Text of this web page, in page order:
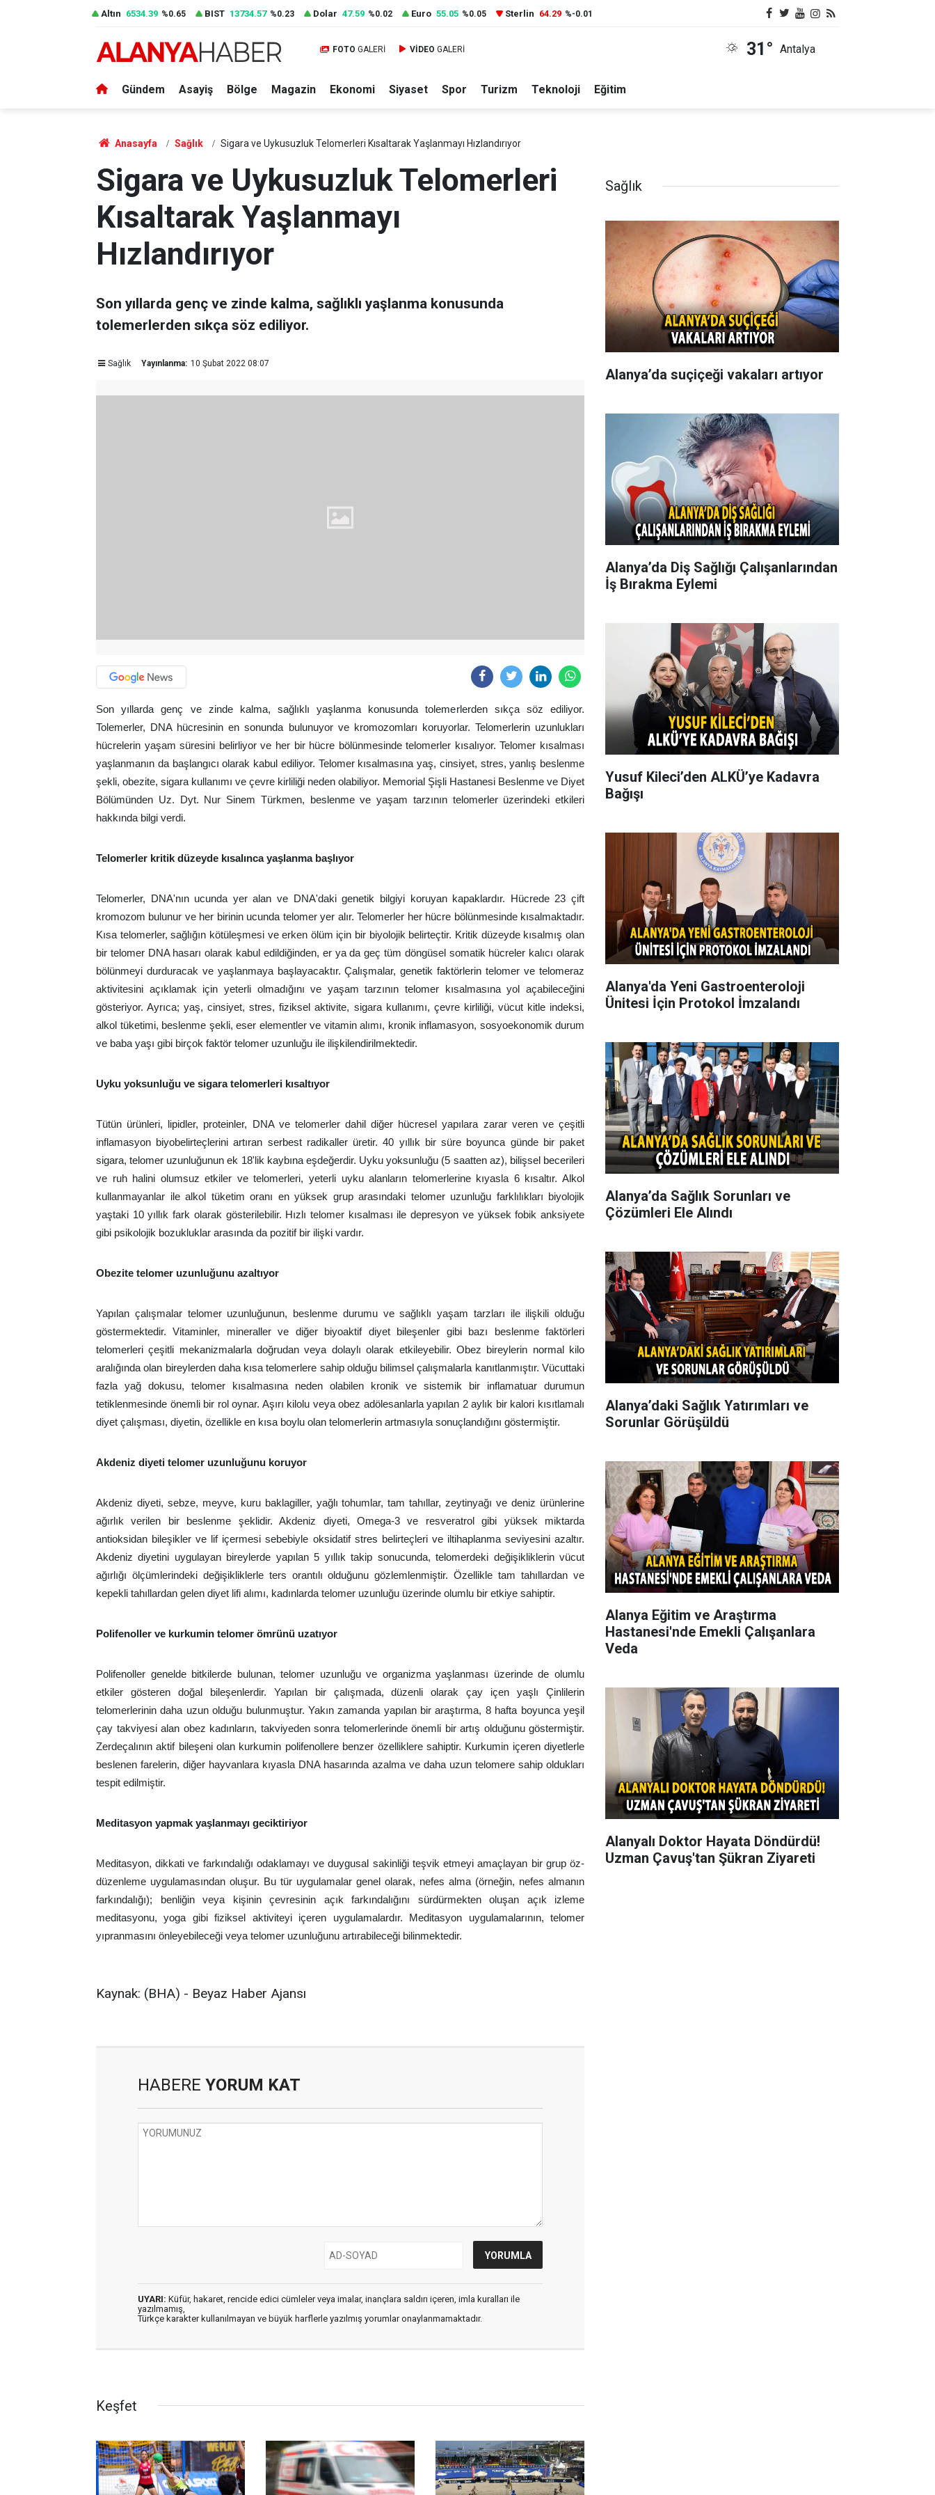
Altın 6534.39 %0.65 BIST 13734.57 %0.23 Dolar 47.59 %0.02 Euro 55.05 %0.05 Sterlin 64.29 %-0.01
FOTO GALERİ VİDEO GALERİ 31° Antalya
Gündem Asayiş Bölge Magazin Ekonomi Siyaset Spor Turizm Teknoloji Eğitim
Anasayfa Sağlık Sigara ve Uykusuzluk Telomerleri Kısaltarak Yaşlanmayı Hızlandırıyor
Sigara ve Uykusuzluk Telomerleri
Kısaltarak Yaşlanmayı
Hızlandırıyor
Son yıllarda genç ve zinde kalma, sağlıklı yaşlanma konusunda
tolemerlerden sıkça söz ediliyor.
Sağlık Yayınlanma: 10 Şubat 2022 08:07
Son yıllarda genç ve zinde kalma, sağlıklı yaşlanma konusunda tolemerlerden sıkça söz ediliyor.
Tolemerler, DNA hücresinin en sonunda bulunuyor ve kromozomları koruyorlar. Telomerlerin uzunlukları
hücrelerin yaşam süresini belirliyor ve her bir hücre bölünmesinde telomerler kısalıyor. Telomer kısalması
yaşlanmanın da başlangıcı olarak kabul ediliyor. Telomer kısalmasına yaş, cinsiyet, stres, yanlış beslenme
şekli, obezite, sigara kullanımı ve çevre kirliliği neden olabiliyor. Memorial Şişli Hastanesi Beslenme ve Diyet
Bölümünden Uz. Dyt. Nur Sinem Türkmen, beslenme ve yaşam tarzının telomerler üzerindeki etkileri
hakkında bilgi verdi.
Telomerler kritik düzeyde kısalınca yaşlanma başlıyor
Telomerler, DNA'nın ucunda yer alan ve DNA'daki genetik bilgiyi koruyan kapaklardır. Hücrede 23 çift
kromozom bulunur ve her birinin ucunda telomer yer alır. Telomerler her hücre bölünmesinde kısalmaktadır.
Kısa telomerler, sağlığın kötüleşmesi ve erken ölüm için bir biyolojik belirteçtir. Kritik düzeyde kısalmış olan
bir telomer DNA hasarı olarak kabul edildiğinden, er ya da geç tüm döngüsel somatik hücreler kalıcı olarak
bölünmeyi durduracak ve yaşlanmaya başlayacaktır. Çalışmalar, genetik faktörlerin telomer ve telomeraz
aktivitesini açıklamak için yeterli olmadığını ve yaşam tarzının telomer kısalmasına yol açabileceğini
gösteriyor. Ayrıca; yaş, cinsiyet, stres, fiziksel aktivite, sigara kullanımı, çevre kirliliği, vücut kitle indeksi,
alkol tüketimi, beslenme şekli, eser elementler ve vitamin alımı, kronik inflamasyon, sosyoekonomik durum
ve baba yaşı gibi birçok faktör telomer uzunluğu ile ilişkilendirilmektedir.
Uyku yoksunluğu ve sigara telomerleri kısaltıyor
Tütün ürünleri, lipidler, proteinler, DNA ve telomerler dahil diğer hücresel yapılara zarar veren ve çeşitli
inflamasyon biyobelirteçlerini artıran serbest radikaller üretir. 40 yıllık bir süre boyunca günde bir paket
sigara, telomer uzunluğunun ek 18'lik kaybına eşdeğerdir. Uyku yoksunluğu (5 saatten az), bilişsel becerileri
ve ruh halini olumsuz etkiler ve telomerleri, yeterli uyku alanların telomerlerine kıyasla 6 kısaltır. Alkol
kullanmayanlar ile alkol tüketim oranı en yüksek grup arasındaki telomer uzunluğu farklılıkları biyolojik
yaştaki 10 yıllık fark olarak gösterilebilir. Hızlı telomer kısalması ile depresyon ve yüksek fobik anksiyete
gibi psikolojik bozukluklar arasında da pozitif bir ilişki vardır.
Obezite telomer uzunluğunu azaltıyor
Yapılan çalışmalar telomer uzunluğunun, beslenme durumu ve sağlıklı yaşam tarzları ile ilişkili olduğu
göstermektedir. Vitaminler, mineraller ve diğer biyoaktif diyet bileşenler gibi bazı beslenme faktörleri
telomerleri çeşitli mekanizmalarla doğrudan veya dolaylı olarak etkileyebilir. Obez bireylerin normal kilo
aralığında olan bireylerden daha kısa telomerlere sahip olduğu bilimsel çalışmalarla kanıtlanmıştır. Vücuttaki
fazla yağ dokusu, telomer kısalmasına neden olabilen kronik ve sistemik bir inflamatuar durumun
tetiklenmesinde önemli bir rol oynar. Aşırı kilolu veya obez adölesanlarla yapılan 2 aylık bir kalori kısıtlamalı
diyet çalışması, diyetin, özellikle en kısa boylu olan telomerlerin artmasıyla sonuçlandığını göstermiştir.
Akdeniz diyeti telomer uzunluğunu koruyor
Akdeniz diyeti, sebze, meyve, kuru baklagiller, yağlı tohumlar, tam tahıllar, zeytinyağı ve deniz ürünlerine
ağırlık verilen bir beslenme şeklidir. Akdeniz diyeti, Omega-3 ve resveratrol gibi yüksek miktarda
antioksidan bileşikler ve lif içermesi sebebiyle oksidatif stres belirteçleri ve iltihaplanma seviyesini azaltır.
Akdeniz diyetini uygulayan bireylerde yapılan 5 yıllık takip sonucunda, telomerdeki değişikliklerin vücut
ağırlığı ölçümlerindeki değişikliklerle ters orantılı olduğunu gözlemlenmiştir. Özellikle tam tahıllardan ve
kepekli tahıllardan gelen diyet lifi alımı, kadınlarda telomer uzunluğu üzerinde olumlu bir etkiye sahiptir.
Polifenoller ve kurkumin telomer ömrünü uzatıyor
Polifenoller genelde bitkilerde bulunan, telomer uzunluğu ve organizma yaşlanması üzerinde de olumlu
etkiler gösteren doğal bileşenlerdir. Yapılan bir çalışmada, düzenli olarak çay içen yaşlı Çinlilerin
telomerlerinin daha uzun olduğu bulunmuştur. Yakın zamanda yapılan bir araştırma, 8 hafta boyunca yeşil
çay takviyesi alan obez kadınların, takviyeden sonra telomerlerinde önemli bir artış olduğunu göstermiştir.
Zerdeçalının aktif bileşeni olan kurkumin polifenollere benzer özelliklere sahiptir. Kurkumin içeren diyetlerle
beslenen farelerin, diğer hayvanlara kıyasla DNA hasarında azalma ve daha uzun telomere sahip oldukları
tespit edilmiştir.
Meditasyon yapmak yaşlanmayı geciktiriyor
Meditasyon, dikkati ve farkındalığı odaklamayı ve duygusal sakinliği teşvik etmeyi amaçlayan bir grup öz-
düzenleme uygulamasından oluşur. Bu tür uygulamalar genel olarak, nefes alma (örneğin, nefes almanın
farkındalığı); benliğin veya kişinin çevresinin açık farkındalığını sürdürmekten oluşan açık izleme
meditasyonu, yoga gibi fiziksel aktiviteyi içeren uygulamalardır. Meditasyon uygulamalarının, telomer
yıpranmasını önleyebileceği veya telomer uzunluğunu artırabileceği bilinmektedir.
Kaynak: (BHA) - Beyaz Haber Ajansı
HABERE YORUM KAT
UYARI: Küfür, hakaret, rencide edici cümleler veya imalar, inançlara saldırı içeren, imla kuralları ile
yazılmamış,
Türkçe karakter kullanılmayan ve büyük harflerle yazılmış yorumlar onaylanmamaktadır.
Keşfet
Sağlık
Alanya’da suçiçeği vakaları artıyor
Alanya’da Diş Sağlığı Çalışanlarından
İş Bırakma Eylemi
Yusuf Kileci’den ALKÜ’ye Kadavra
Bağışı
Alanya'da Yeni Gastroenteroloji
Ünitesi İçin Protokol İmzalandı
Alanya’da Sağlık Sorunları ve
Çözümleri Ele Alındı
Alanya’daki Sağlık Yatırımları ve
Sorunlar Görüşüldü
Alanya Eğitim ve Araştırma
Hastanesi'nde Emekli Çalışanlara
Veda
Alanyalı Doktor Hayata Döndürdü!
Uzman Çavuş'tan Şükran Ziyareti